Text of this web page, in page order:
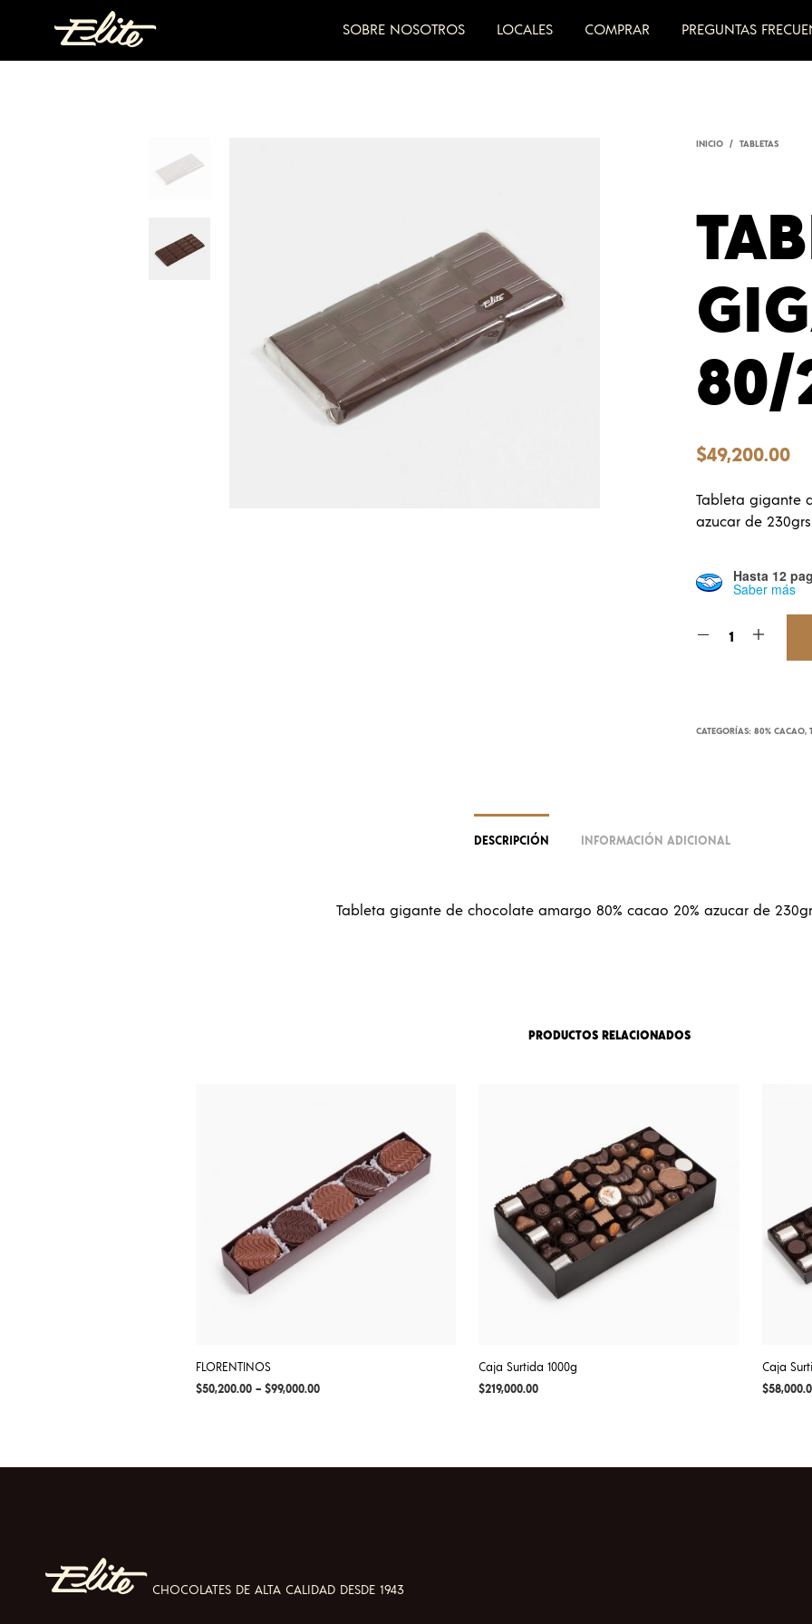
SOBRE NOSOTROS LOCALES COMPRAR PREGUNTAS
INICIO / TABLETAS
80/
$49,200.00
Tableta gigante
azucar de 230grs
Hasta 12
Saber más
CATEGORÍAS:80% CACAO,
DESCRIPCIÓN INFORMACIÓN ADICIONAL
Tableta gigante de chocolate amargo 80% cacao 20% azucar de
PRODUCTOS RELACIONADOS
FLORENTINOS
$50,200.00– $99,000.00
be
Caja Surtida 1000g
$219,000.00
Caja
$
CHOCOLATES DE ALTA CALIDAD DESDE 1943